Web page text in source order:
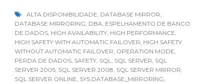
ALTA DISPONIBILIDADE DATABASE MIRROR
DATABASE MIRRORING DBA ESPELHAMENTO DE BANCO
DE DADOS HIGH AVAILABILITY HIGH PERFORMANCE
HIGH SAFETY WITH AUTOMATIC FAILOVER HIGH SAFETY
WITHOUT AUTOMATIC FAILOVER OPERATION MODE
PERDA DE DADOS SAFETY SQL SQL SERVER SQL
SERVER 2005 SQL SERVER 2008 SQL SERVER MIRROR
SQL SERVER ONLINE SYS.DATABASE_MIRRORING